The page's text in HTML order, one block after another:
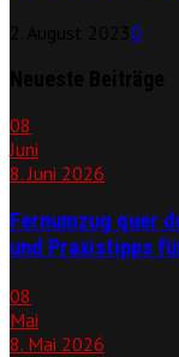
0
08
Juni
8. Juni 2026
Fernumzug quer
und Praxistipps
08
Mai
8. Mai 2026